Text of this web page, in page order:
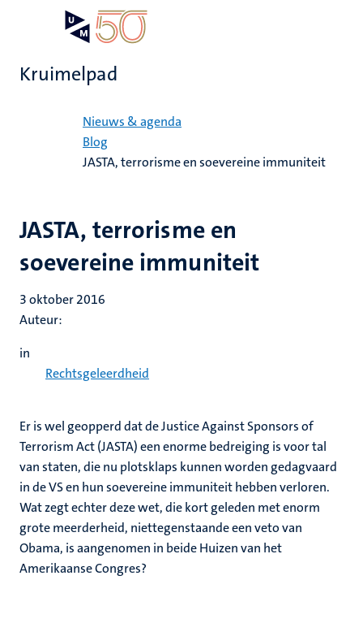
Kruimelpad
Nieuws & agenda
Blog
JASTA, terrorisme en soevereine immuniteit
JASTA, terrorisme en
soevereine immuniteit
3 oktober 2016
Auteur:
in
Rechtsgeleerdheid
Er is wel geopperd dat de Justice Against Sponsors of
Terrorism Act (JASTA) een enorme bedreiging is voor tal
van staten, die nu plotsklaps kunnen worden gedagvaard
in de VS en hun soevereine immuniteit hebben verloren.
Wat zegt echter deze wet, die kort geleden met enorm
grote meerderheid, niettegenstaande een veto van
Obama, is aangenomen in beide Huizen van het
Amerikaanse Congres?